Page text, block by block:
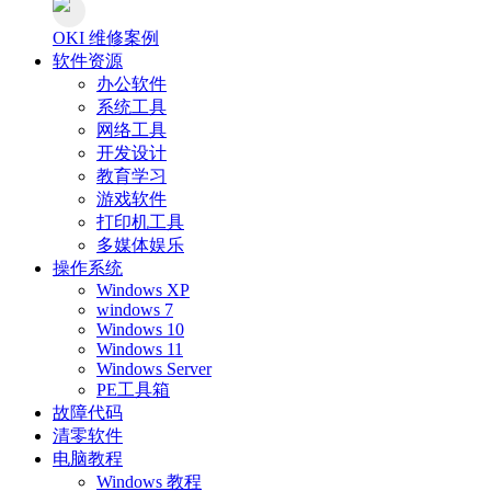
OKI 维修案例
软件资源
办公软件
系统工具
网络工具
开发设计
教育学习
游戏软件
打印机工具
多媒体娱乐
操作系统
Windows XP
windows 7
Windows 10
Windows 11
Windows Server
PE工具箱
故障代码
清零软件
电脑教程
Windows 教程